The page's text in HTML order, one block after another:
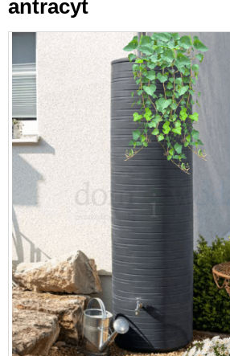
antracyt